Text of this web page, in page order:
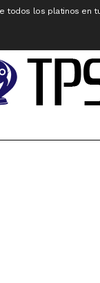
todos los platinos en tu